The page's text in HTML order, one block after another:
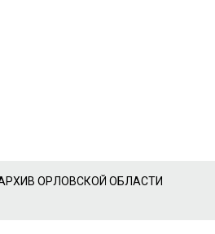
ОРЛОВСКОЙ ОБЛАСТИ